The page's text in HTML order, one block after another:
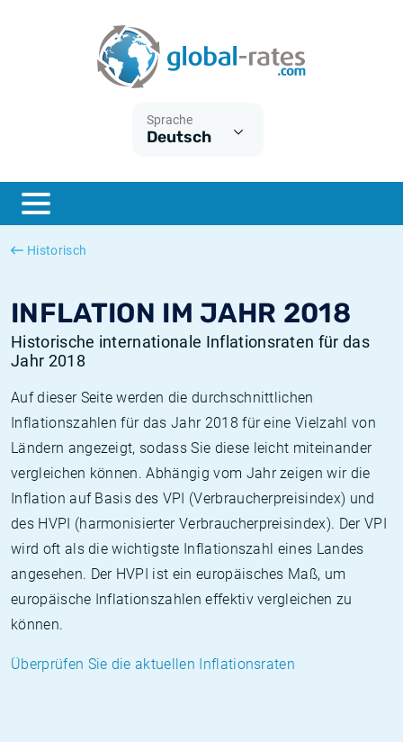
Sprache
Deutsch
Historisch
INFLATION IM JAHR 2018
Historische internationale Inflationsraten für das
Jahr 2018
Auf dieser Seite werden die durchschnittlichen
Inflationszahlen für das Jahr 2018 für eine Vielzahl von
Ländern angezeigt, sodass Sie diese leicht miteinander
vergleichen können. Abhängig vom Jahr zeigen wir die
Inflation auf Basis des VPI (Verbraucherpreisindex) und
des HVPI (harmonisierter Verbraucherpreisindex). Der VPI
wird oft als die wichtigste Inflationszahl eines Landes
angesehen. Der HVPI ist ein europäisches Maß, um
europäische Inflationszahlen effektiv vergleichen zu
können.
Überprüfen Sie die aktuellen Inflationsraten
ESTER
SONIA
Was ist die VPI-Inflation?
Was ist die HVPI-Inflation?
Deutsche inflation
Europäische inflation
Historische Euribor-Sätze
Historische ESTER-Sätze
Historische SOFR-Sätze
Historische SONIA-Sätze
Inflationsrechner